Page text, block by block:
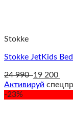
Stokke
Stokke JetKids
24 990 19 200
Активируй
-23%